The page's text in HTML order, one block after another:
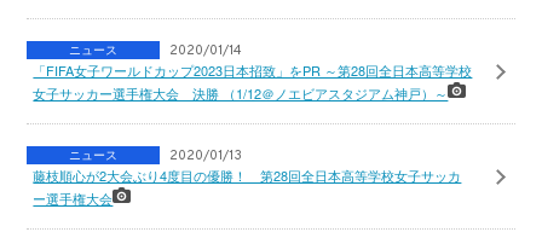
ニュース 2020/01/14
「FIFA女子ワールドカップ2023日本招致」をPR ～第28回全日本高等学校
女子サッカー選手権大会 決勝 （1/12＠ノエビアスタジアム神戸）～
ニュース 2020/01/13
藤枝順心が2大会ぶり4度目の優勝！ 第28回全日本高等学校女子サッカ
ー選手権大会